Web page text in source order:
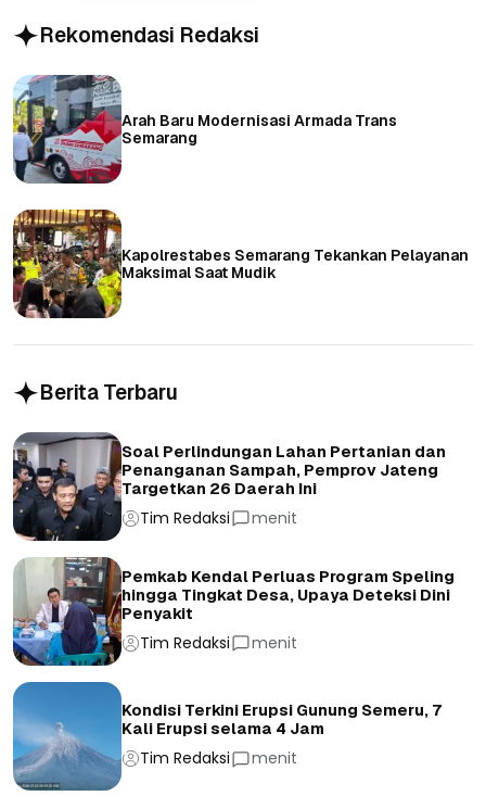
Rekomendasi Redaksi
Arah Baru Modernisasi Armada Trans
Semarang
Kapolrestabes Semarang Tekankan Pelayanan
Maksimal Saat Mudik
Berita Terbaru
Soal Perlindungan Lahan Pertanian dan
Penanganan Sampah, Pemprov Jateng
Targetkan 26 Daerah Ini
Tim Redaksi menit
Pemkab Kendal Perluas Program Speling
hingga Tingkat Desa, Upaya Deteksi Dini
Penyakit
Tim Redaksi menit
Kondisi Terkini Erupsi Gunung Semeru, 7
Kali Erupsi selama 4 Jam
Tim Redaksi menit